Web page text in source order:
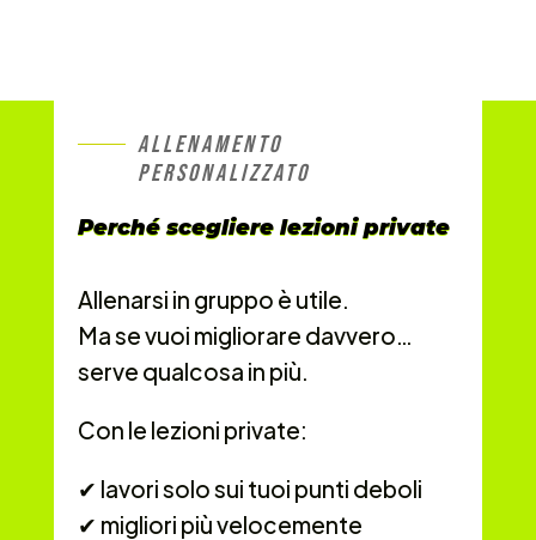
ALLENAMENTO
PERSONALIZZATO
Perché scegliere lezioni private
Allenarsi in gruppo è utile.
Ma se vuoi migliorare davvero…
serve qualcosa in più.
Con le lezioni private:
✔ lavori solo sui tuoi punti deboli
✔ migliori più velocemente